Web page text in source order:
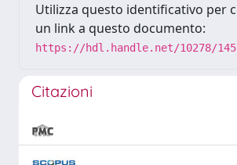
Utilizza questo identificativo per
un link a questo documento:
https://hdl.handle.net/10278/
Citazioni